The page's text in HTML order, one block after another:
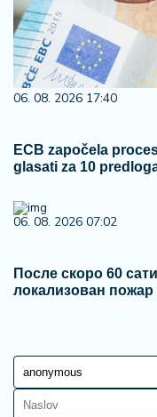
06. 08. 2026 17:40
ECB započela
glasati za 10
06. 08. 2026 07:02
После скоро 60
локализован